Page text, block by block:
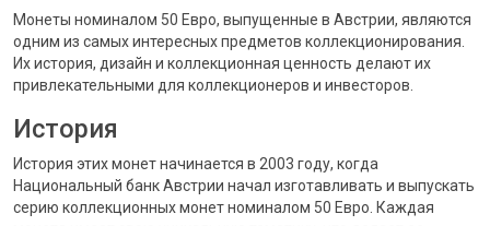
Монеты номиналом 50 Евро, выпущенные в Австрии, являются
одним из самых интересных предметов коллекционирования.
Их история, дизайн и коллекционная ценность делают их
привлекательными для коллекционеров и инвесторов.
История
История этих монет начинается в 2003 году, когда
Национальный банк Австрии начал изготавливать и выпускать
серию коллекционных монет номиналом 50 Евро. Каждая